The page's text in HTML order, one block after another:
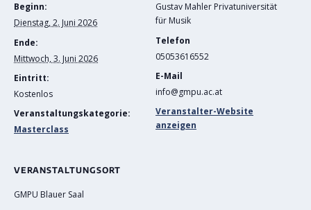
Beginn:
Dienstag, 2. Juni 2026
Ende:
Mittwoch, 3. Juni 2026
Eintritt:
Kostenlos
Veranstaltungskategorie:
Masterclass
Gustav Mahler Privatuniversität
für Musik
Telefon
05053616552
E-Mail
info@gmpu.ac.at
Veranstalter-Website
anzeigen
VERANSTALTUNGSORT
GMPU Blauer Saal